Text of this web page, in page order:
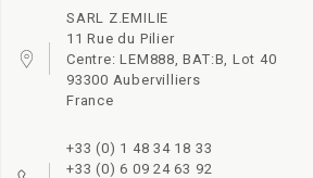
SARL Z.EMILIE
11 Rue du Pilier
Centre: LEM888, BAT:B, Lot 40
93300 Aubervilliers
France
+33 (0) 1 48 34 18 33
+33 (0) 6 09 24 63 92